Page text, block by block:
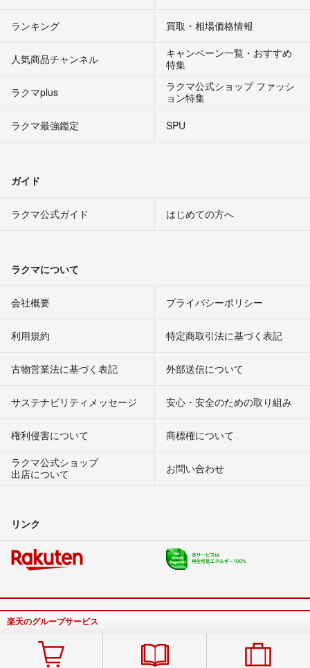
ランキング 買取・相場価格情報
人気商品チャンネル
キャンペーン一覧・おすすめ
特集
ラクマplus
ラクマ公式ショップ ファッシ
ョン特集
ラクマ最強鑑定
SPU
ガイド
ラクマ公式ガイド はじめての方へ
ラクマについて
会社概要 プライバシーポリシー
利用規約 特定商取引法に基づく表記
古物営業法に基づく表記 外部送信について
サステナビリティメッセージ 安心・安全のための取り組み
権利侵害について
商標権について
ラクマ公式ショップ
出店について
お問い合わせ
リンク
楽天のグループサービス